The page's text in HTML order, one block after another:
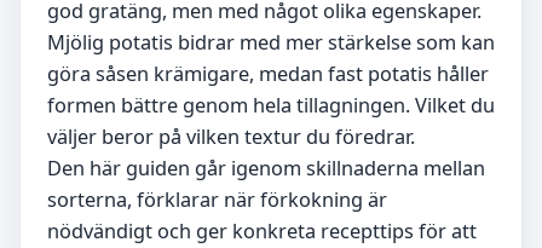
god gratäng, men med något olika egenskaper.
Mjölig potatis bidrar med mer stärkelse som kan
göra såsen krämigare, medan fast potatis håller
formen bättre genom hela tillagningen. Vilket du
väljer beror på vilken textur du föredrar.
Den här guiden går igenom skillnaderna mellan
sorterna, förklarar när förkokning är
nödvändigt och ger konkreta recepttips för att